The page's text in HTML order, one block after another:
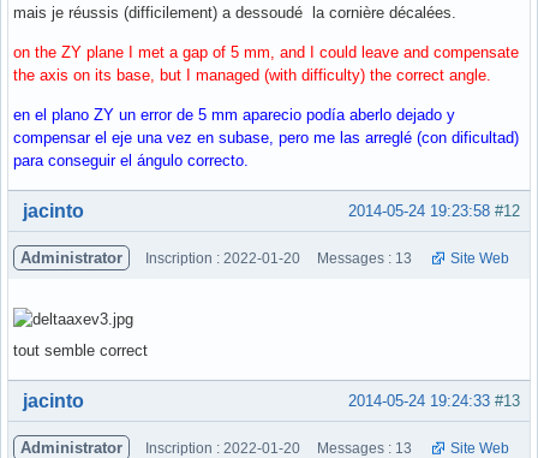
mais je réussis (difficilement) a dessoudé la cornière décalées.
on the ZY plane I met a gap of 5 mm, and I could leave and compensate
the axis on its base, but I managed (with difficulty) the correct angle.
en el plano ZY un error de 5 mm aparecio podía aberlo dejado y
compensar el eje una vez en subase, pero me las arreglé (con dificultad)
para conseguir el ángulo correcto.
Hors ligne #12
2014-05-24 19:23:58
jacinto
Administrator Inscription : 2022-01-20 Messages : 13 Site Web
tout semble correct
Hors ligne #13
2014-05-24 19:24:33
jacinto
Administrator Inscription : 2022-01-20 Messages : 13 Site Web